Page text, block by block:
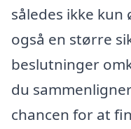
således ikke
også en større
beslutninger
du
chancen for at